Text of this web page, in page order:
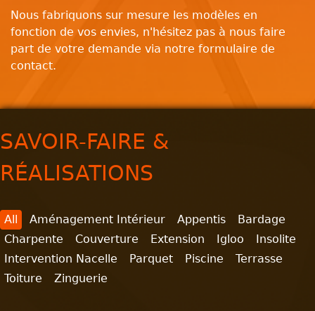
Nous fabriquons sur mesure les modèles en
fonction de vos envies, n'hésitez pas à nous faire
part de votre demande via notre formulaire de
contact.
SAVOIR-FAIRE &
RÉALISATIONS
All Aménagement Intérieur Appentis
Bardage
Charpente
Couverture Extension Igloo
Insolite
Intervention Nacelle
Parquet Piscine
Terrasse
Toiture
Zinguerie